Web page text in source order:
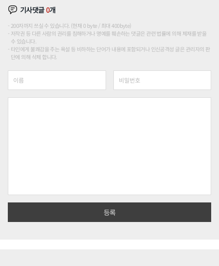
기사댓글0개
200자까지 쓰실 수 있습니다. (현재 0 byte / 최대 400byte)
저작권 등 다른 사람의 권리를 침해하거나 명예를 훼손하는 댓글은 관련 법률에 의해 제재를 받을
수 있습니다.
타인에게 불쾌감을 주는 욕설 등 비하하는 단어가 내용에 포함되거나 인신공격성 글은 관리자의 판
단에 의해 삭제 합니다.